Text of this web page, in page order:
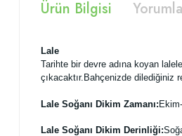
Ürün Bilgisi
Lale
Tarihte bir devre adına koyan
çıkacaktır.Bahçenizde dilediğiniz
Lale Soğanı Dikim Zamanı:
Lale Soğanı Dikim Derinliği: